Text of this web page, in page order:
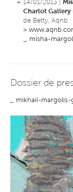
+ 14/01/2013 |
Charlot Gallery
de Betty, Aqnb
>
misha-
Dossier de
mikhail-margolis-